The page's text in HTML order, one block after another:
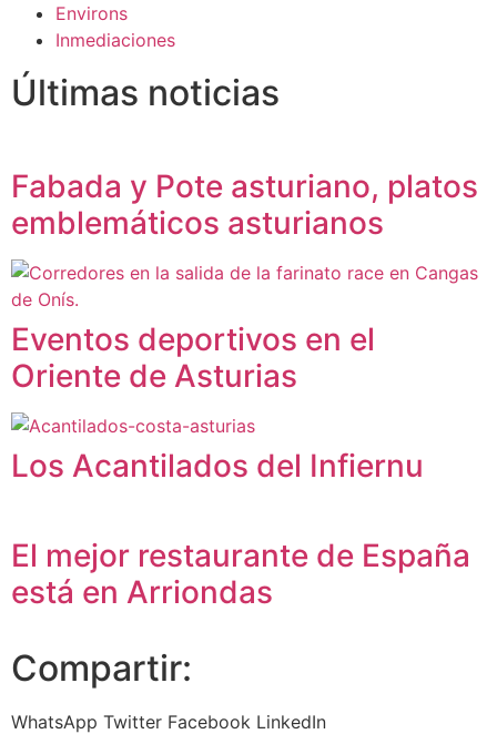
Environs
Inmediaciones
Últimas noticias
Fabada y Pote asturiano, platos
emblemáticos asturianos
Eventos deportivos en el
Oriente de Asturias
Los Acantilados del Infiernu
El mejor restaurante de España
está en Arriondas
Compartir:
WhatsApp Twitter Facebook LinkedIn